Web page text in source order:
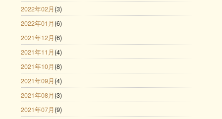
2022年02月 (3)
2022年01月 (6)
2021年12月 (6)
2021年11月 (4)
2021年10月 (8)
2021年09月 (4)
2021年08月 (3)
2021年07月 (9)